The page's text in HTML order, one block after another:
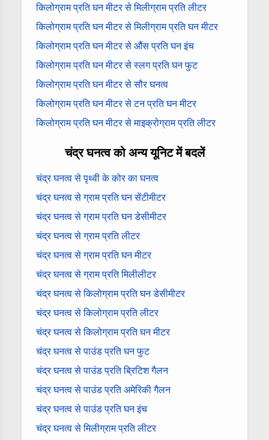
किलोग्राम प्रति घन मीटर से मिलीग्राम प्रति लीटर
किलोग्राम प्रति घन मीटर से मिलीग्राम प्रति घन मीटर
किलोग्राम प्रति घन मीटर से औंस प्रति घन इंच
किलोग्राम प्रति घन मीटर से स्लग प्रति घन फुट
किलोग्राम प्रति घन मीटर से सौर घनत्व
किलोग्राम प्रति घन मीटर से टन प्रति घन मीटर
किलोग्राम प्रति घन मीटर से माइक्रोग्राम प्रति लीटर
चंद्र घनत्व को अन्य यूनिट में बदलें
चंद्र घनत्व से पृथ्वी के कोर का घनत्व
चंद्र घनत्व से ग्राम प्रति घन सेंटीमीटर
चंद्र घनत्व से ग्राम प्रति घन डेसीमीटर
चंद्र घनत्व से ग्राम प्रति लीटर
चंद्र घनत्व से ग्राम प्रति घन मीटर
चंद्र घनत्व से ग्राम प्रति मिलीलीटर
चंद्र घनत्व से किलोग्राम प्रति घन डेसीमीटर
चंद्र घनत्व से किलोग्राम प्रति लीटर
चंद्र घनत्व से किलोग्राम प्रति घन मीटर
चंद्र घनत्व से पाउंड प्रति घन फुट
चंद्र घनत्व से पाउंड प्रति ब्रिटिश गैलन
चंद्र घनत्व से पाउंड प्रति अमेरिकी गैलन
चंद्र घनत्व से पाउंड प्रति घन इंच
चंद्र घनत्व से मिलीग्राम प्रति लीटर